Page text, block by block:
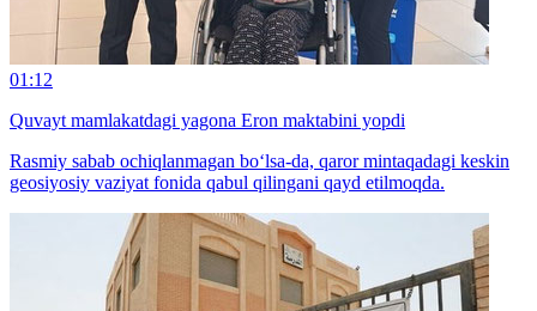
01:12
Quvayt mamlakatdagi yagona Eron maktabini yopdi
Rasmiy sabab ochiqlanmagan bo‘lsa-da, qaror mintaqadagi keskin
geosiyosiy vaziyat fonida qabul qilingani qayd etilmoqda.